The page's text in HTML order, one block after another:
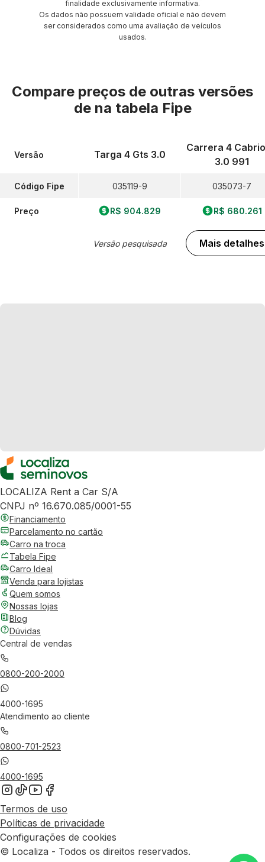
finalidade exclusivamente informativa.
Os dados não possuem validade oficial e não devem
ser considerados como uma avaliação de veículos
usados.
Compare preços de outras versões
de na tabela Fipe
Versão
Código Fipe
Preço
Targa 4 Gts 3.0
035119-9
R$ 904.829
Versão pesquisada
Carrera 4
3.0 991
035073-7
R$ 680.261
Mais detalhes
LOCALIZA Rent a Car S/A
CNPJ nº 16.670.085/0001-55
Financiamento
Parcelamento no cartão
Carro na troca
Tabela Fipe
Carro Ideal
Venda para lojistas
Quem somos
Nossas lojas
Blog
Dúvidas
Central de vendas
0800-200-2000
4000-1695
Atendimento ao cliente
0800-701-2523
4000-1695
Termos de uso
Políticas de privacidade
Configurações de cookies
© Localiza - Todos os direitos reservados.